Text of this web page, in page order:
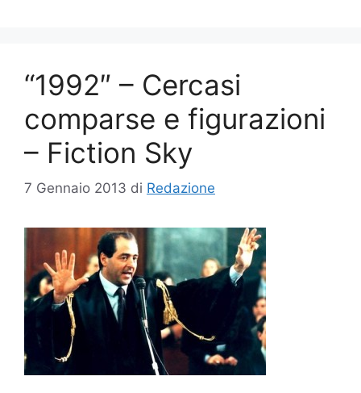
“1992″ – Cercasi
comparse e figurazioni
– Fiction Sky
7 Gennaio 2013 di Redazione